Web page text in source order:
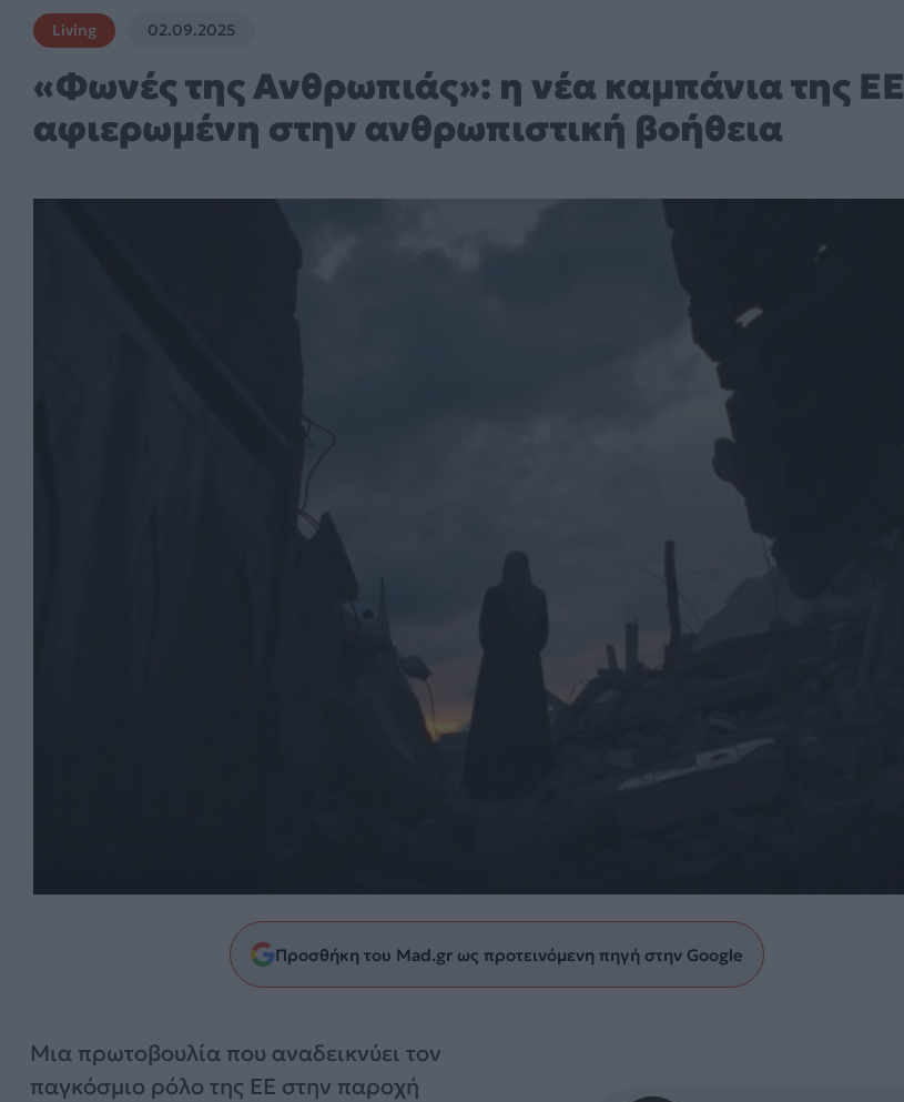
Living 02.09.2025
«Φωνές της Ανθρωπιάς»: η νέα καμπάνια της ΕΕ
αφιερωμένη στην ανθρωπιστική βοήθεια
Προσθήκη του Mad.gr ως προτεινόμενη πηγή στην Google
Μια πρωτοβουλία που αναδεικνύει τον
παγκόσμιο ρόλο της ΕΕ στην παροχή